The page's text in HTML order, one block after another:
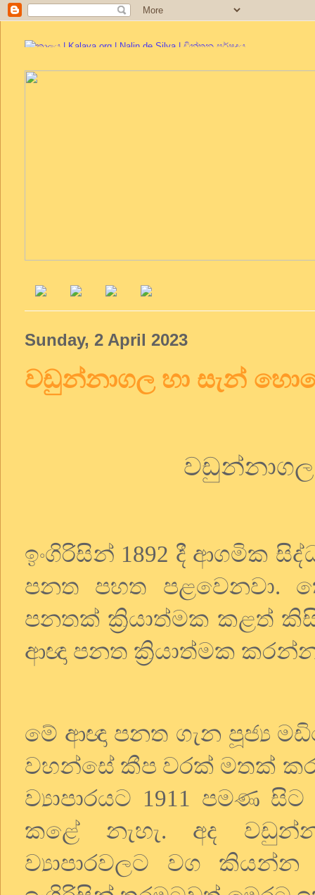
Sunday, 2 April 2023
වඩුන්නාගල හා සැන්
වඩුන්නාගල
ඉංගිරිසින් 1892 දී ආගමික
පනත
පහත පළවෙනවා.
පනතක් ක්‍රියාත්මක කළත්
ආඥා පනත ක්‍රියාත්මක
මේ ආඥා පනත ගැන පූජ්‍ය
වහන්සේ කීප වරක් මතක්
ව්‍යාපාරයට 1911 පමණ සිට
කළේ
නැහැ. අද
ව්‍යාපාරවලට
වග
කියන්න